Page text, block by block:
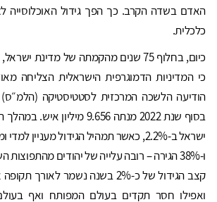
האדם בשדה הקרב. כך הפך גידול האוכלוסייה
כלכלית.
כיום, בחלוף 75 שנים מהקמתה של מדינת
הודיעה הלשכה המרכזית לסטטיסטיקה (הלמ״ס)
בסוף שנת 2022 מנתה 9.656
קצב הגידול של כ-2% בשנה נשמר
ואפילו חסר תקדים בעולם המפותח ואף